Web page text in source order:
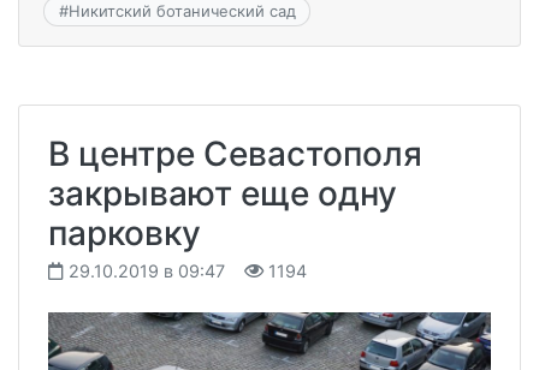
#Никитский ботанический сад
В центре Севастополя
закрывают еще одну
парковку
29.10.2019 в 09:47 1194